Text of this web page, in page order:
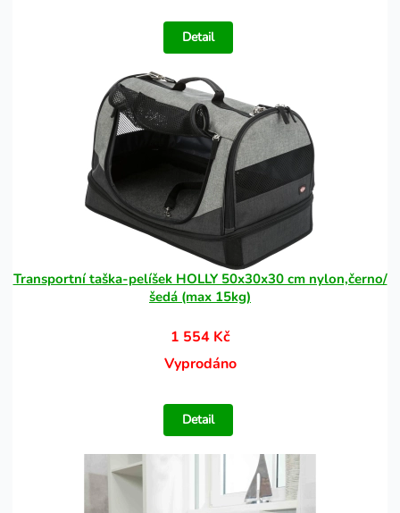
Detail
Transportní taška-pelíšek HOLLY 50x30x30 cm nylon,černo/
šedá (max 15kg)
1 554 Kč
Vyprodáno
Detail